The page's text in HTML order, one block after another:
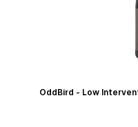
Lagerungshinweis:
trockenen Ort fern
OddBird - Low